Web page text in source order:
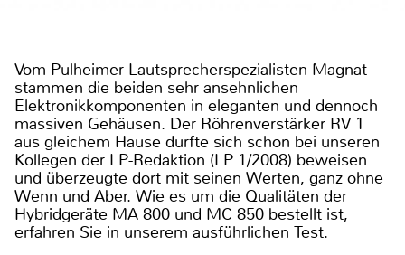
Vom Pulheimer Lautsprecherspezialisten Magnat
stammen die beiden sehr ansehnlichen
Elektronikkomponenten in eleganten und dennoch
massiven Gehäusen. Der Röhrenverstärker RV 1
aus gleichem Hause durfte sich schon bei unseren
Kollegen der LP-Redaktion (LP 1/2008) beweisen
und überzeugte dort mit seinen Werten, ganz ohne
Wenn und Aber. Wie es um die Qualitäten der
Hybridgeräte MA 800 und MC 850 bestellt ist,
erfahren Sie in unserem ausführlichen Test.